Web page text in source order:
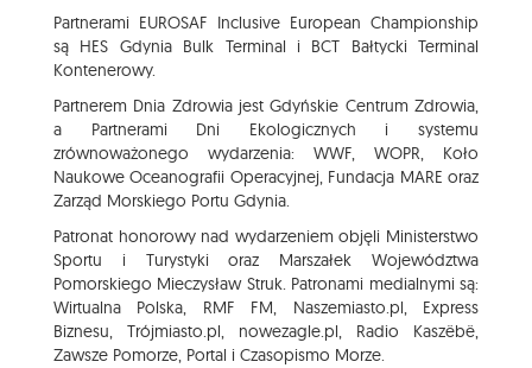
Partnerami EUROSAF Inclusive European Championship
są HES Gdynia Bulk Terminal i BCT Bałtycki Terminal
Kontenerowy.
Partnerem Dnia Zdrowia jest Gdyńskie Centrum Zdrowia,
a Partnerami Dni Ekologicznych i systemu
zrównoważonego wydarzenia: WWF, WOPR, Koło
Naukowe Oceanografii Operacyjnej, Fundacja MARE oraz
Zarząd Morskiego Portu Gdynia.
Patronat honorowy nad wydarzeniem objęli Ministerstwo
Sportu i Turystyki oraz Marszałek Województwa
Pomorskiego Mieczysław Struk. Patronami medialnymi są:
Wirtualna Polska, RMF FM, Naszemiasto.pl, Express
Biznesu, Trójmiasto.pl, nowezagle.pl, Radio Kaszëbë,
Zawsze Pomorze, Portal i Czasopismo Morze.